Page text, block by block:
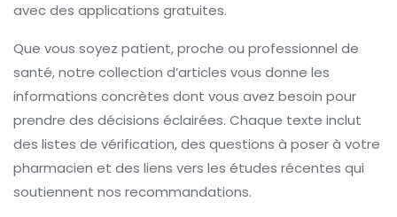
avec des applications gratuites.
Que vous soyez patient, proche ou professionnel de
santé, notre collection d’articles vous donne les
informations concrètes dont vous avez besoin pour
prendre des décisions éclairées. Chaque texte inclut
des listes de vérification, des questions à poser à votre
pharmacien et des liens vers les études récentes qui
soutiennent nos recommandations.